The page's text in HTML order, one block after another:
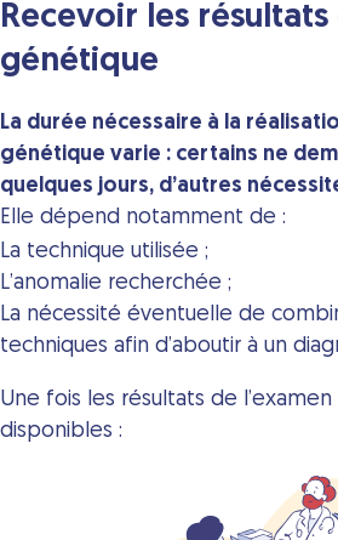
Recevoir les résultats
génétique
La durée nécessaire à la
génétique varie : certains ne
quelques jours, d’autres
Elle dépend notamment de :
La technique utilisée ;
L’anomalie recherchée ;
La nécessité éventuelle de
techniques afin d’aboutir à un
Une fois les résultats de
disponibles :